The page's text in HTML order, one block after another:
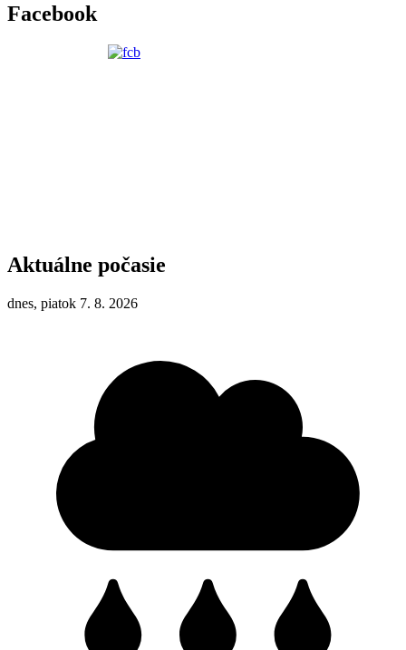
Facebook
Aktuálne počasie
dnes, piatok 7. 8. 2026